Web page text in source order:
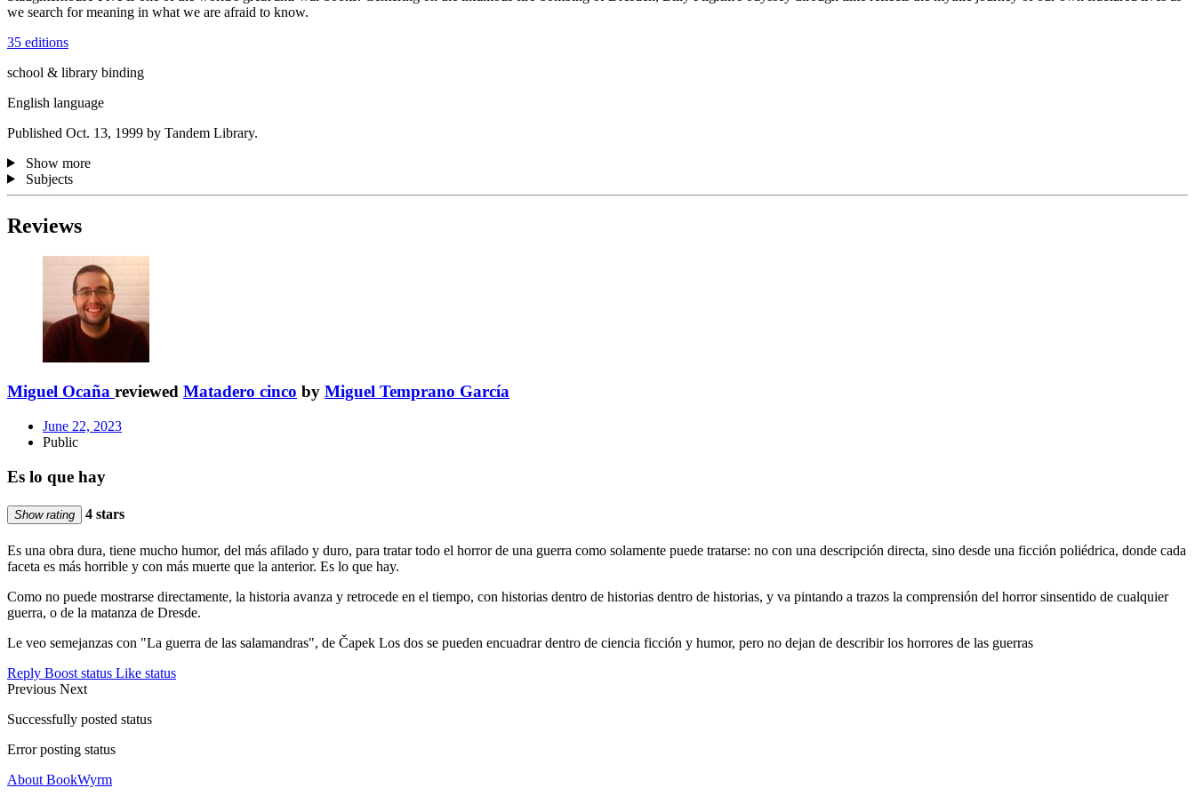
we search for meaning in what we are afraid to know.
35 editions
school & library binding
English language
Published Oct. 13, 1999 by Tandem Library.
Show more
Subjects
Reviews
Miguel Ocaña reviewed Matadero cinco by Miguel Temprano García
June 22, 2023
Public
Es lo que hay
Show rating 4 stars
Es una obra dura, tiene mucho humor, del más afilado y duro, para tratar todo el horror de una guerra como solamente puede tratarse: no con una descripción directa, sino desde una ficción poliédrica, donde cada
faceta es más horrible y con más muerte que la anterior. Es lo que hay.
Como no puede mostrarse directamente, la historia avanza y retrocede en el tiempo, con historias dentro de historias dentro de historias, y va pintando a trazos la comprensión del horror sinsentido de cualquier
guerra, o de la matanza de Dresde.
Le veo semejanzas con "La guerra de las salamandras", de Čapek Los dos se pueden encuadrar dentro de ciencia ficción y humor, pero no dejan de describir los horrores de las guerras
Reply Boost status Like status
Previous Next
Successfully posted status
Error posting status
About BookWyrm